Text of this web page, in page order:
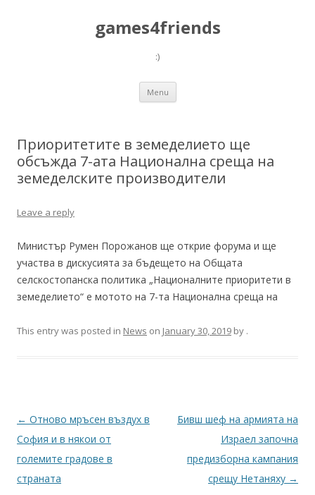
games4friends
:)
Menu Skip
content
Приоритетите в земеделието ще
обсъжда 7-ата Национална среща на
земеделските производители
Leave a reply
Министър Румен Порожанов ще открие форума и ще
участва в дискусията за бъдещето на Общата
селскостопанска политика „Националните приоритети в
земеделието“ е мотото на 7-та Национална среща на
This entry was posted in News on January 30, 2019 by .
Post
navigation
← Отново мръсен въздух в
София и в някои от
големите градове в
страната
Бивш шеф на армията на
Израел започна
предизборна кампания
срещу Нетаняху →